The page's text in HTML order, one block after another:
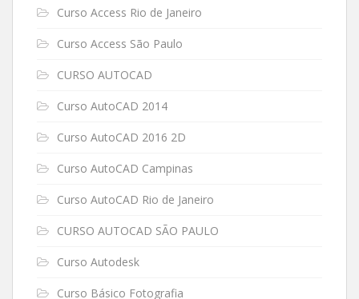
Curso Access Rio de Janeiro
Curso Access São Paulo
CURSO AUTOCAD
Curso AutoCAD 2014
Curso AutoCAD 2016 2D
Curso AutoCAD Campinas
Curso AutoCAD Rio de Janeiro
CURSO AUTOCAD SÃO PAULO
Curso Autodesk
Curso Básico Fotografia